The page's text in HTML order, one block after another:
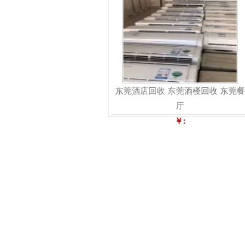
东莞酒店回收 东莞酒楼回收 东莞餐
厅
￥: